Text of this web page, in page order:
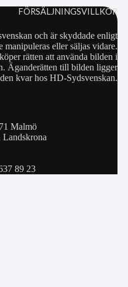
FÖRSÄLJNINGSVILLKOR
och är skyddade enligt
manipuleras eller säljas vidare.
rätten att använda bilden i
Äganderätten till bilden ligger
kvar hos HD-Sydsvenskan.
Malmö
Landskrona
89 23